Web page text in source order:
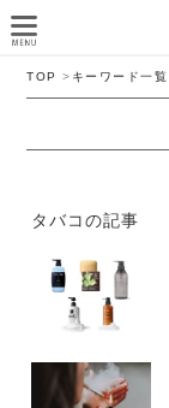
TOP > キーワード一覧
タバコの記事